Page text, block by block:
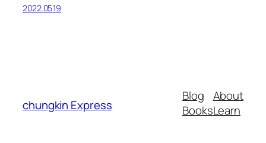
2022.05.19
chungkin Express
Blog
Books
About
Learn